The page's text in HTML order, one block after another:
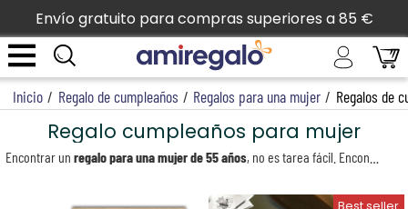
Envío gratuito para compras superiores a 85 €
Inicio / Regalo de cumpleaños / Regalos para una mujer / Regalos de
Regalo cumpleaños para mujer
Encontrar unregalo para una mujer de 55 años, no es tarea fácil. Encontrar un